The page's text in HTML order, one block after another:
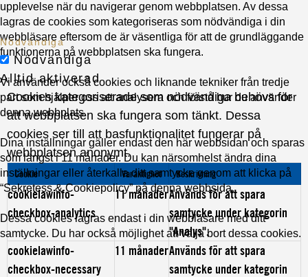
upplevelse när du navigerar genom webbplatsen. Av dessa
lagras de cookies som kategoriseras som nödvändiga i din
webbläsare eftersom de är väsentliga för att de grundläggande
funktionerna på webbplatsen ska fungera.
Vi använder också cookies och liknande tekniker från tredje
part som hjälper oss att analysera och förstå hur du använder
denna webbplats.
Dina inställningar gäller endast den här webbsidan och sparas
som längst i 11 månader. Du kan närsomhelst ändra dina
inställningar eller återkalla ditt samtycke genom att klicka på
“Sekretess & Cookiepolicy” på denna webbsida.
Dessa cookies lagras endast i din webbläsare med ditt
samtycke. Du har också möjlighet att välja bort dessa cookies.
Nödvändiga
Nödvändiga
Alltid aktiverad
Cookies kategoriserade som nödvändiga behövs för
att webbplatsen ska fungera som tänkt. Dessa
cookies ser till att basfunktionalitet fungerar på
webbplatsen anonymt.
Cookie Varaktighet Beskrivning
cookielawinfo-
checkbox-analytics
11 månaderAnvänds för att spara
samtycke under kategorin
"Analys".
cookielawinfo-
checkbox-necessary
11 månaderAnvänds för att spara
samtycke under kategorin